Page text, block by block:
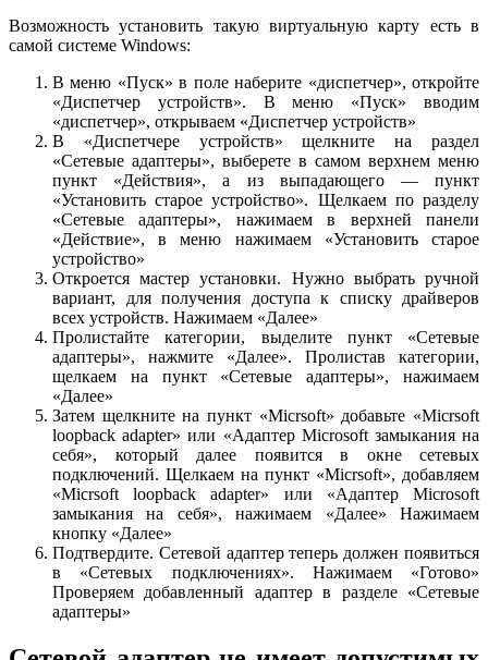
Возможность установить такую виртуальную карту есть в
самой системе Windows:
В меню «Пуск» в поле наберите «диспетчер», откройте
«Диспетчер устройств». В меню «Пуск» вводим
«диспетчер», открываем «Диспетчер устройств»
В «Диспетчере устройств» щелкните на раздел
«Сетевые адаптеры», выберете в самом верхнем меню
пункт «Действия», а из выпадающего — пункт
«Установить старое устройство». Щелкаем по разделу
«Сетевые адаптеры», нажимаем в верхней панели
«Действие», в меню нажимаем «Установить старое
устройство»
Откроется мастер установки. Нужно выбрать ручной
вариант, для получения доступа к списку драйверов
всех устройств. Нажимаем «Далее»
Пролистайте категории, выделите пункт «Сетевые
адаптеры», нажмите «Далее». Пролистав категории,
щелкаем на пункт «Сетевые адаптеры», нажимаем
«Далее»
Затем щелкните на пункт «Micrsoft» добавьте «Micrsoft
loopback adapter» или «Адаптер Microsoft замыкания на
себя», который далее появится в окне сетевых
подключений. Щелкаем на пункт «Micrsoft», добавляем
«Micrsoft loopback adapter» или «Адаптер Microsoft
замыкания на себя», нажимаем «Далее» Нажимаем
кнопку «Далее»
Подтвердите. Сетевой адаптер теперь должен появиться
в «Сетевых подключениях». Нажимаем «Готово»
Проверяем добавленный адаптер в разделе «Сетевые
адаптеры»